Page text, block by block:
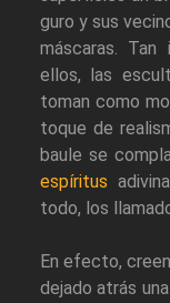
guro y sus
máscaras.
ellos, las
toman como
toque de
baule se
espíritus
todo, los
En efecto,
dejado atrás